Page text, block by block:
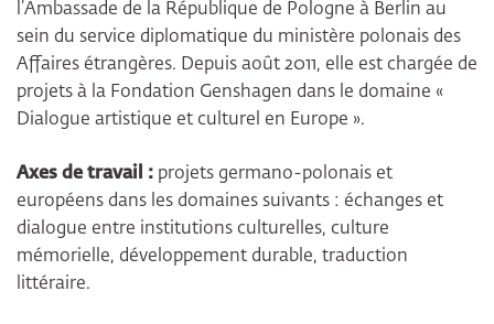
l’Ambassade de la République de Pologne à Berlin au
sein du service diplomatique du ministère polonais des
Affaires étrangères. Depuis août 2011, elle est chargée de
projets à la Fondation Genshagen dans le domaine «
Dialogue artistique et culturel en Europe ».
Axes de travail : projets germano-polonais et
européens dans les domaines suivants : échanges et
dialogue entre institutions culturelles, culture
mémorielle, développement durable, traduction
littéraire.